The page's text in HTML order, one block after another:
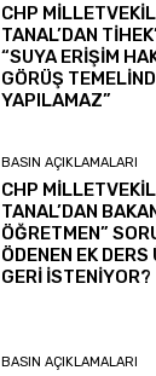
CHP
TANAL’DAN
“SUYA ERİŞİM
GÖRÜŞ
YAPILAMAZ”
BASIN AÇIKLAMALARI
CHP
TANAL’DAN
ÖĞRETMEN”
ÖDENEN EK
GERİ İSTENİYOR?
BASIN AÇIKLAMALARI